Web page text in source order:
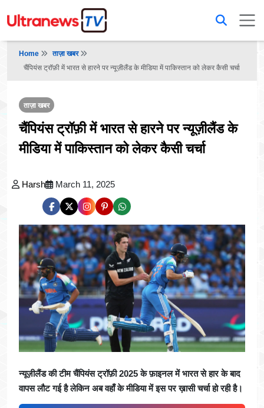
Home
ताज़ा खबर
चैंपियंस ट्रॉफ़ी में भारत से हारने पर न्यूज़ीलैंड के मीडिया में पाकिस्तान को लेकर कैसी चर्चा
ताज़ा खबर
चैंपियंस ट्रॉफ़ी में भारत से हारने पर न्यूज़ीलैंड के
मीडिया में पाकिस्तान को लेकर कैसी चर्चा
Harsh March 11, 2025
न्यूज़ीलैंड की टीम चैंपियंस ट्रॉफ़ी 2025 के फ़ाइनल में भारत से हार के बाद
वापस लौट गई है लेकिन अब वहाँ के मीडिया में इस पर ख़ासी चर्चा हो रही है।